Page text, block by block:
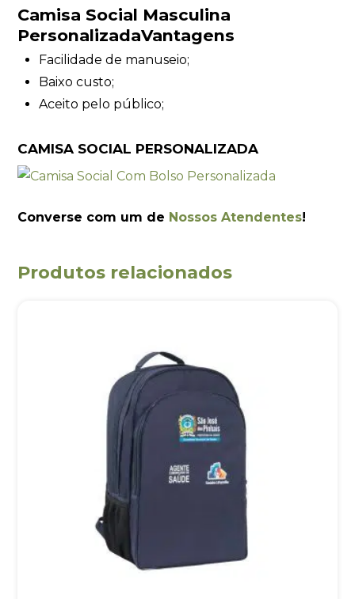
Camisa Social Masculina
PersonalizadaVantagens
Facilidade de manuseio;
Baixo custo;
Aceito pelo público;
CAMISA SOCIAL PERSONALIZADA
Converse com um de Nossos Atendentes!
Produtos relacionados